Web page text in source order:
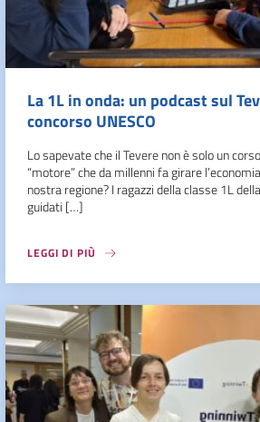
La 1L in onda: un podcast sul
concorso UNESCO
Lo sapevate che il Tevere non è solo un
“motore” che da millenni fa girare
nostra regione? I ragazzi della classe 1L
guidati […]
LEGGI DI PIÙ